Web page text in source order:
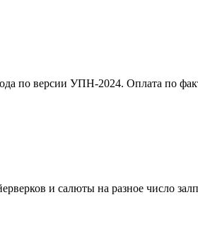
по версии УПН-2024. Оплата по
и салюты на разное число